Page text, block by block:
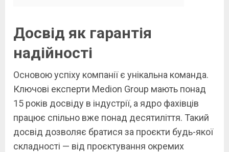
Досвід як гарантія
надійності
Основою успіху компанії є унікальна команда.
Ключові експерти Medion Group мають понад
15 років досвіду в індустрії, а ядро фахівців
працює спільно вже понад десятиліття. Такий
досвід дозволяє братися за проєкти будь-якої
складності — від проєктування окремих